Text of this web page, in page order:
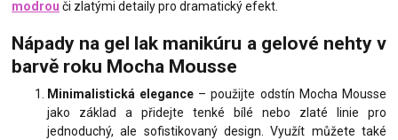
modrou či zlatými detaily pro dramatický efekt.
Nápady na gel lak manikúru a gelové nehty v
barvě roku Mocha Mousse
Minimalistická elegance – použijte odstín Mocha Mousse
jako základ a přidejte tenké bílé nebo zlaté linie pro
jednoduchý, ale sofistikovaný design. Využít můžete také